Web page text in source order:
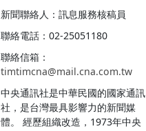
新聞聯絡人：訊息服務核稿員
聯絡電話：02-25051180
聯絡信箱：
timtimcna@mail.cna.com.tw
中央通訊社是中華民國的國家通訊
社，是台灣最具影響力的新聞媒
體。 經歷組織改造，1973年中央